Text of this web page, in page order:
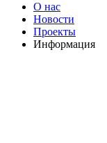
О нас
Новости
Проекты
Информация